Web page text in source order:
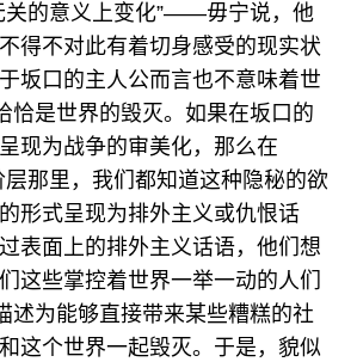
关的意义上变化”——毋宁说，他
得不对此有着切身感受的现实状
坂口的主人公而言也不意味着世
恰是世界的毁灭。如果在坂口的
现为战争的审美化，那么在
那里，我们都知道这种隐秘的欲
形式呈现为排外主义或仇恨话
表面上的排外主义话语，他们想
这些掌控着世界一举一动的人们
述为能够直接带来某些糟糕的社
这个世界一起毁灭。于是，貌似